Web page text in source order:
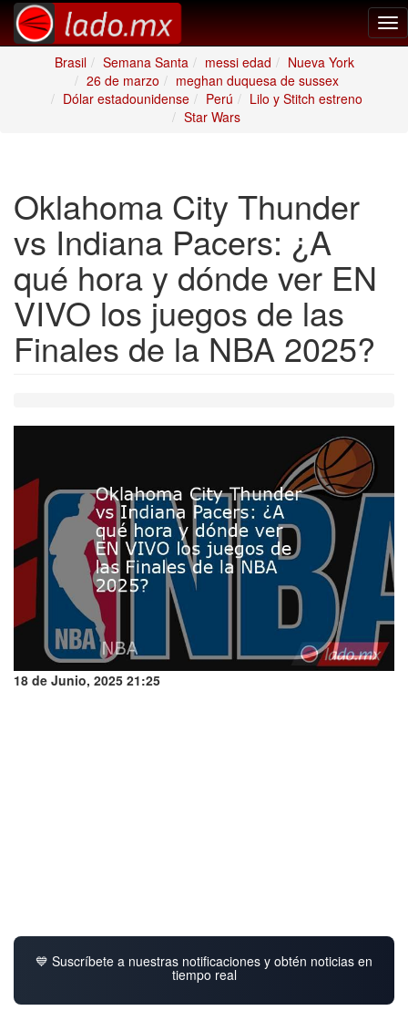
Brasil
Semana Santa messi edad
Nueva York
26 de marzo
meghan duquesa de sussex
Dólar estadounidense
Perú
Lilo y Stitch estreno
Star Wars
Oklahoma City Thunder
vs Indiana Pacers: ¿A
qué hora y dónde ver EN
VIVO los juegos de las
Finales de la NBA 2025?
18 de Junio, 2025 21:25
💙 Suscríbete a nuestras notificaciones y obtén noticias en
tiempo real